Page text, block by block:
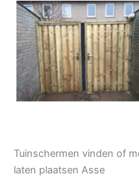
Tuindeur grenen
Tuinschermen vinden of
laten plaatsen Asse